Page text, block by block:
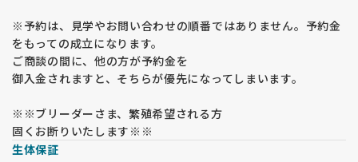
※予約は、見学やお問い合わせの順番ではありません。予約金
をもっての成立になります。
ご商談の間に、他の方が予約金を
御入金されますと、そちらが優先になってしまいます。
※※ブリーダーさま、繁殖希望される方
固くお断りいたします※※
生体保証